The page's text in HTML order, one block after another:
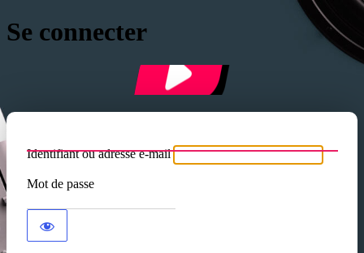
Se connecter
Identifiant ou adresse e-mail
Mot de passe